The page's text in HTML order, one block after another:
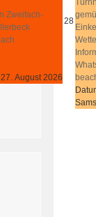
Zweifach-
August 2026
28